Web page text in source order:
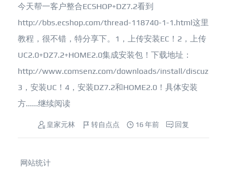
今天帮一客户整合ECSHOP+DZ7.2看到
http://bbs.ecshop.com/thread-118740-1-1.html这里
教程，很不错，特分享下。1，上传安装EC！2，上传
UC2.0+DZ7.2+HOME2.0集成安装包！下载地址：
http://www.comsenz.com/downloads/install/discuz
3，安装UC！4，安装DZ7.2和HOME2.0！具体安装
方......继续阅读
皇家元林 转自点点 16 年前 回复
网站统计